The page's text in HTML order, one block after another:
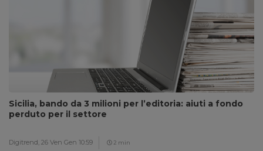
Sicilia, bando da 3 milioni per l’editoria: aiuti a fondo
perduto per il settore
Digitrend, 26 Ven Gen 10:59 2 min